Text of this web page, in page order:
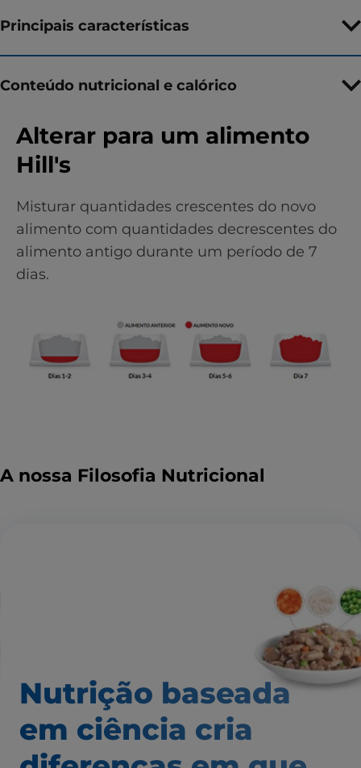
Principais características
Conteúdo nutricional e calórico
Alterar para um alimento
Hill's
Misturar quantidades crescentes do novo
alimento com quantidades decrescentes do
alimento antigo durante um período de 7
dias.
A nossa Filosofia Nutricional
Nutrição baseada
em ciência cria